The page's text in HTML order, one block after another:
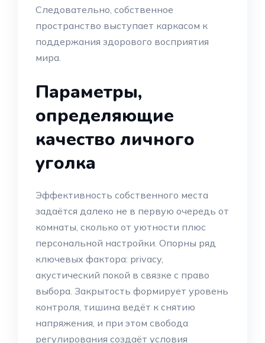
Следовательно, собственное
пространство выступает каркасом к
поддержания здорового восприятия
мира.
Параметры,
определяющие
качество личного
уголка
Эффективность собственного места
задаётся далеко не в первую очередь от
комнаты, сколько от уютности плюс
персональной настройки. Опорны ряд
ключевых фактора: privacy,
акустический покой в связке с право
выбора. Закрытость формирует уровень
контроля, тишина ведёт к снятию
напряжения, и при этом свобода
регулирования создаёт условия